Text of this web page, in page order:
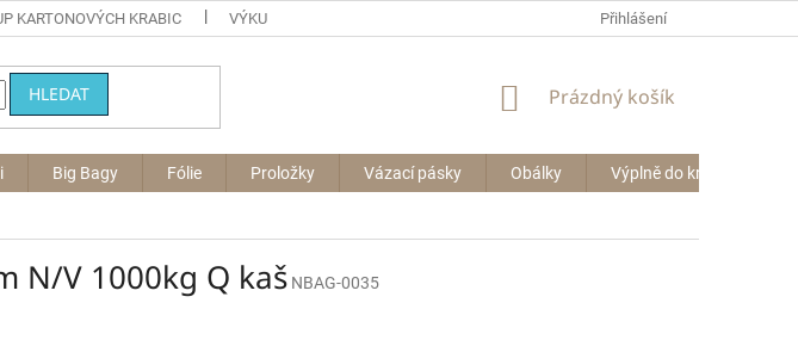
KARTONOVÝCH KRABIC VÝKUP BIG BAGŮ Přihlášení
HLEDAT
NÁKUPNÍ
Prázdný košík
Big Bagy Fólie Proložky Vázací pásky Obálky Výplně do krabic
N/V 1000kg Q kaš NBAG-0035